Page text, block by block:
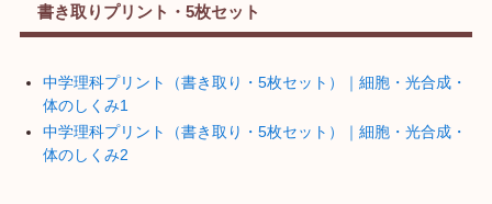
書き取りプリント・5枚セット
中学理科プリント（書き取り・5枚セット）｜細胞・光合成・
体のしくみ1
中学理科プリント（書き取り・5枚セット）｜細胞・光合成・
体のしくみ2